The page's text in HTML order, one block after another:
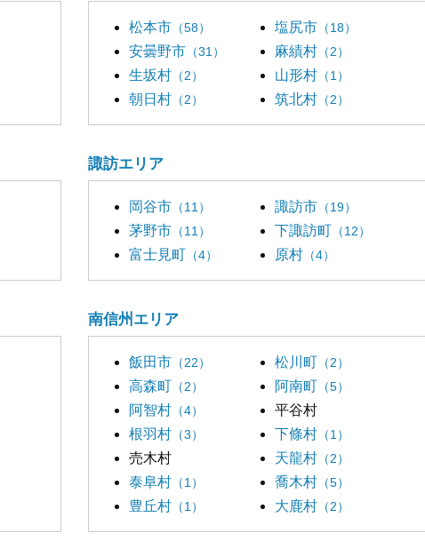
松本市 （58） 塩尻市 （18）
安曇野市 （31） 麻績村 （2）
生坂村 （2） 山形村 （1）
朝日村 （2） 筑北村 （2）
諏訪エリア
岡谷市 （11） 諏訪市 （19）
茅野市 （11） 下諏訪町 （12）
富士見町 （4） 原村 （4）
南信州エリア
飯田市 （22） 松川町 （2）
高森町 （2） 阿南町 （5）
阿智村 （4）
平谷村
根羽村 （3） 下條村 （1）
売木村 天龍村 （2）
泰阜村 （1） 喬木村 （5）
豊丘村 （1） 大鹿村 （2）